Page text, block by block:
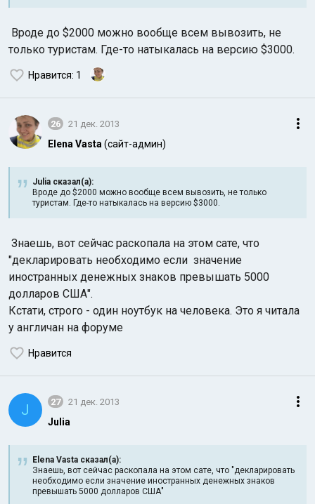
Вроде до $2000 можно вообще всем вывозить, не
только туристам. Где-то натыкалась на версию $3000.
Нравится: 1
26 21 дек. 2013
Elena Vasta (сайт-админ)
Julia сказал(а):
Вроде до $2000 можно вообще всем вывозить, не только
туристам. Где-то натыкалась на версию $3000.
Знаешь, вот сейчас раскопала на этом сате, что
"декларировать необходимо если значение
иностранных денежных знаков превышать 5000
долларов США".
Кстати, строго - один ноутбук на человека. Это я читала
у англичан на форуме
Нравится
J 27 21 дек. 2013
Julia
Elena Vasta сказал(а):
Знаешь, вот сейчас раскопала на этом сате, что "декларировать
необходимо если значение иностранных денежных знаков
превышать 5000 долларов США"